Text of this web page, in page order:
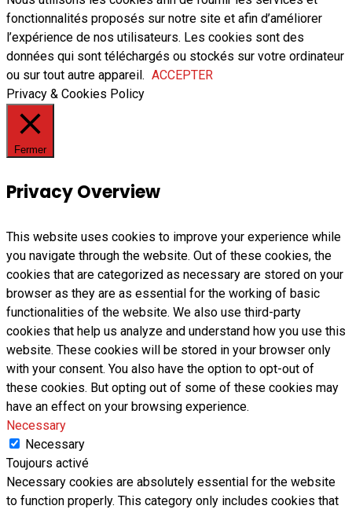
fonctionnalités proposés sur notre site et afin d’améliorer
l’expérience de nos utilisateurs. Les cookies sont des
données qui sont téléchargés ou stockés sur votre ordinateur
ou sur tout autre appareil. ACCEPTER
Privacy & Cookies Policy
Fermer
Privacy Overview
This website uses cookies to improve your experience while
you navigate through the website. Out of these cookies, the
cookies that are categorized as necessary are stored on your
browser as they are as essential for the working of basic
functionalities of the website. We also use third-party
cookies that help us analyze and understand how you use this
website. These cookies will be stored in your browser only
with your consent. You also have the option to opt-out of
these cookies. But opting out of some of these cookies may
have an effect on your browsing experience.
Necessary
Necessary
Toujours activé
Necessary cookies are absolutely essential for the website
to function properly. This category only includes cookies that